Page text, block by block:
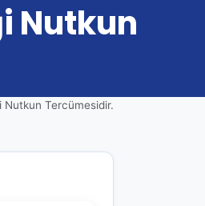
Nutkun
Nutkun Tercümesidir.